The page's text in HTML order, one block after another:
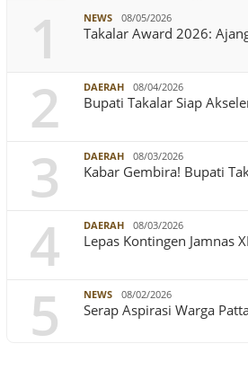
1 NEWS 08/05/2026
Takalar Award 2026:
2 DAERAH 08/04/2026
Bupati Takalar Siap
3 DAERAH 08/03/2026
Kabar Gembira! Bupati
4 DAERAH 08/03/2026
Lepas Kontingen Jamnas
5 NEWS 08/02/2026
Serap Aspirasi Warga